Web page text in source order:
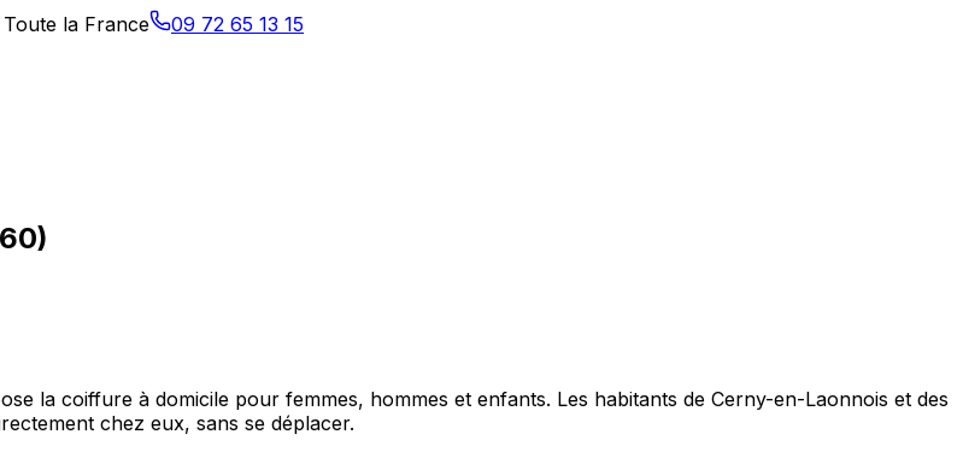
la France 09 72 65 13 15
la coiffure à domicile pour femmes, hommes et enfants. Les habitants de Cerny-en-Laonnois et des
chez eux, sans se déplacer.